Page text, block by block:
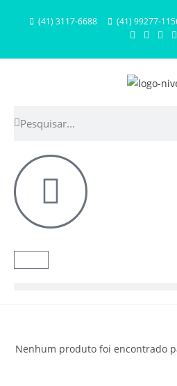
(41) 3117-6688 (41) 99277-
Nenhum produto foi encontrado